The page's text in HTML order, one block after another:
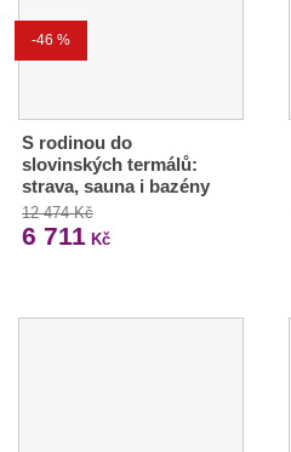
-46 %
S rodinou do
slovinských termálů:
strava, sauna i bazény
12 474 Kč
6 711 Kč